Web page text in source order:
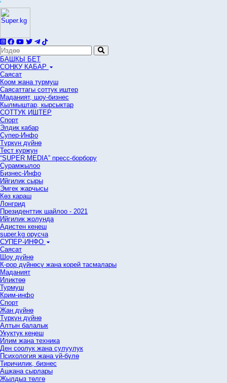
'
БАШКЫ БЕТ
СОҢКУ КАБАР
Саясат
Коом жана турмуш
Саясаттагы соттук иштер
Маданият, шоу-бизнес
Кылмыштар, кырсыктар
СОТТУК ИШТЕР
Спорт
Элдик кабар
Супер-Инфо
Түркүн дүйнө
Тест куржун
“SUPER MEDIA” пресс-борбору
Сурамжылоо
Бизнес-Инфо
Ийгилик сыры
Эмгек жарчысы
Көз караш
Лонгрид
Президенттик шайлоо - 2021
Ийгилик жолунда
Адистен кеңеш
super.kg орусча
СУПЕР-ИНФО
Саясат
Шоу дүйнө
К-рор дүйнөсү жана корей тасмалары
Маданият
Иликтөө
Турмуш
Крим-инфо
Спорт
Жан дүйнө
Түркүн дүйнө
Алтын балалык
Укуктук кеӊеш
Илим жана техника
Ден соолук жана сулуулук
Психология жана үй-бүлө
Тиричилик, бизнес
Ашкана сырлары
Жылдыз төлгө